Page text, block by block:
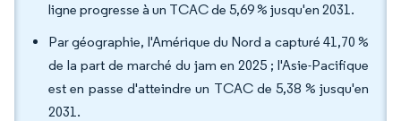
ligne progresse à un TCAC de 5,69 % jusqu'en 2031.
Par géographie, l'Amérique du Nord a capturé 41,70 %
de la part de marché du jam en 2025 ; l'Asie-Pacifique
est en passe d'atteindre un TCAC de 5,38 % jusqu'en
2031.